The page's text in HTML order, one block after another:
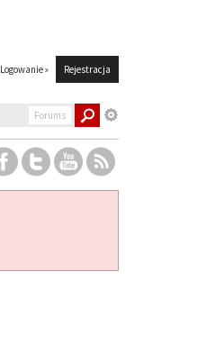
Logowanie » Rejestracja
Forums